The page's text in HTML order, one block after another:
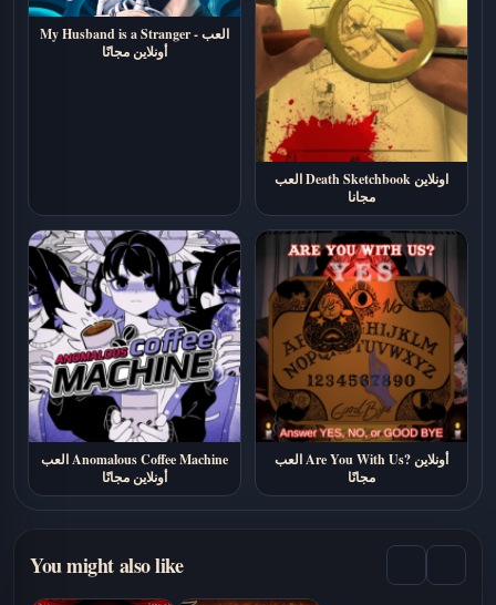
My Husband is a Stranger - العب
أونلاين مجانًا
العب Death Sketchbook اونلاين
مجانا
العب Anomalous Coffee Machine
أونلاين مجانًا
العب Are You With Us? أونلاين
مجانًا
You might also like